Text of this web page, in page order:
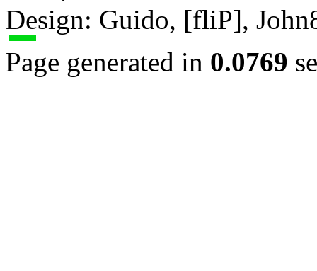
Design: Guido, [fliP],
Page generated in 0.0769